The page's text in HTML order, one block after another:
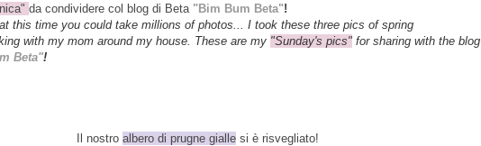
da condividere col blog di Beta "Bim Bum Beta"!
at this time you could take millions of photos... I took these three pics of spring
with my mom around my house . These are my "Sunday's pics" for sharing with the blog
Beta"!
Il nostro albero di prugne giallesi è risvegliato!